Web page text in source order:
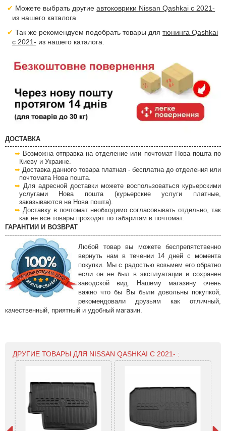
Можете выбрать другиеавтоковрики Nissan Qashkai с 2021-
из нашего каталога
Так же рекомендуем подобрать товары длятюнинга Qashkai
с 2021- из нашего каталога.
ДОСТАВКА
Возможна отправка на отделение или почтомат Нова пошта по
Киеву и Украине.
Доставка данного товара платная - бесплатна до отделения или
почтомата Нова пошта.
Для адресной доставки можете воспользоваться курьерскими
услугами Нова пошта (курьерские услуги платные,
заказываются на Нова пошта).
Доставку в почтомат необходимо согласовывать отдельно, так
как не все товары проходят по габаритам в почтомат.
ГАРАНТИИ И ВОЗВРАТ
Любой товар вы можете беспрепятственно
вернуть нам в течении 14 дней с момента
покупки. Мы с радостью возьмем его обратно
если он не был в эксплуатации и сохранен
заводской вид. Нашему магазину очень
важно что бы Вы были довольны покупкой,
рекомендовали друзьям как отличный,
качественный, приятный и удобный магазин.
ДРУГИЕ ТОВАРЫ ДЛЯ NISSAN QASHKAI С 2021- :